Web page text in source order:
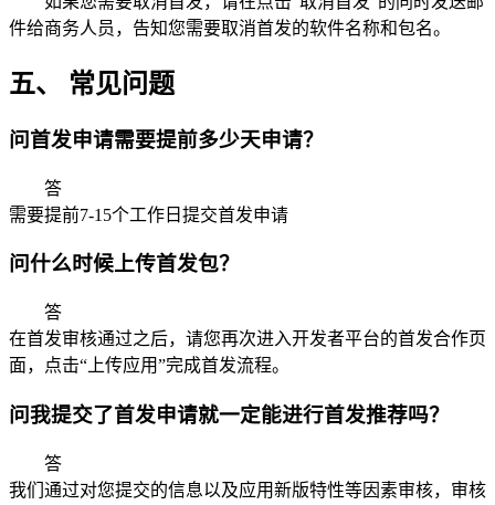
件给商务人员，告知您需要取消首发的软件名称和包名。
五、 常见问题
问首发申请需要提前多少天申请？
答
需要提前7-15个工作日提交首发申请
问什么时候上传首发包？
答
在首发审核通过之后，请您再次进入开发者平台的首发合作页
面，点击“上传应用”完成首发流程。
问我提交了首发申请就一定能进行首发推荐吗？
答
我们通过对您提交的信息以及应用新版特性等因素审核，审核